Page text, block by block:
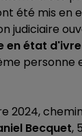
été mis en
judiciaire
en état
personne
2024,
Becquet,